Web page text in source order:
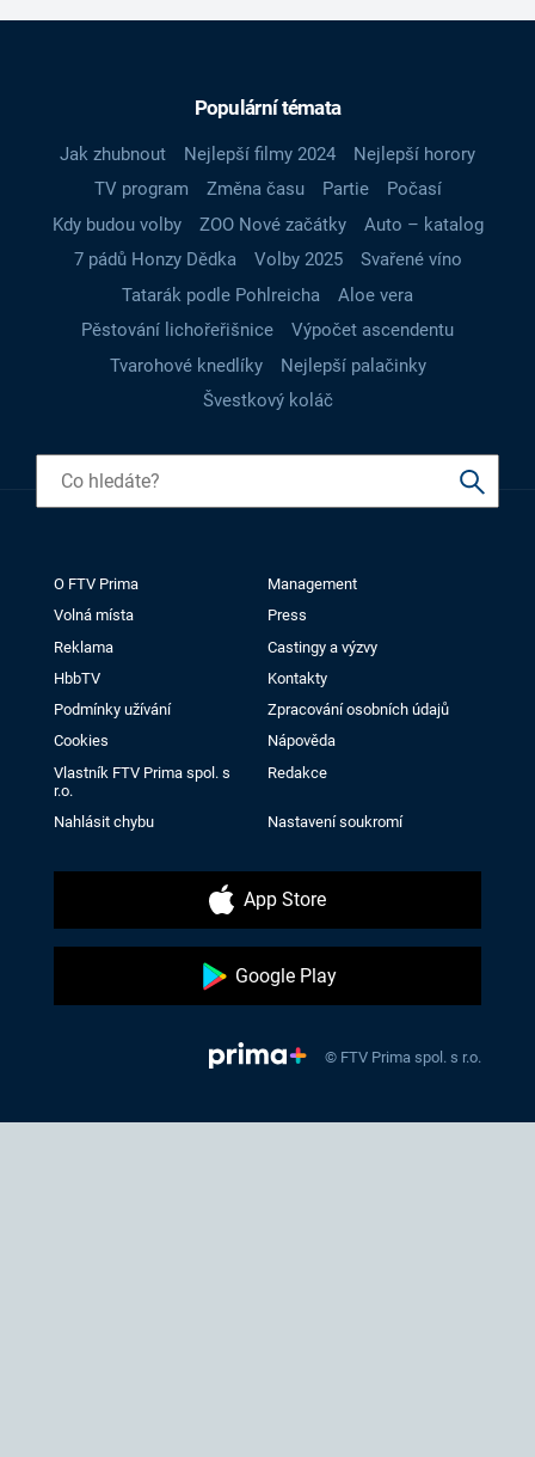
Populární témata
Jak zhubnout Nejlepší filmy 2024
Nejlepší horory
TV program
Změna času Partie
Počasí
Kdy budou volby
ZOO Nové začátky
Auto – katalog
7 pádů Honzy Dědka
Volby 2025
Svařené víno
Tatarák podle Pohlreicha
Aloe vera
Pěstování lichořeřišnice
Výpočet ascendentu
Tvarohové knedlíky
Nejlepší palačinky
Švestkový koláč
O FTV Prima
Management
Volná místa
Press
Reklama
Castingy a výzvy
HbbTV
Kontakty
Podmínky užívání
Zpracování osobních údajů
Cookies
Nápověda
Vlastník FTV Prima spol. s
r.o.
Redakce
Nahlásit chybu Nastavení soukromí
App Store
Google Play
© FTV Prima spol. s r.o.